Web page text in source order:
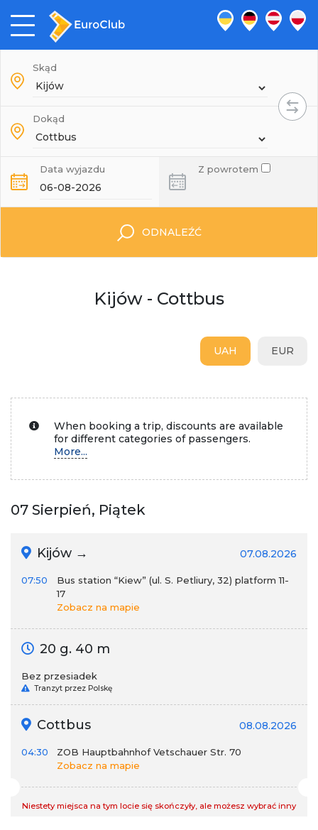
Skąd
Dokąd
Data wyjazdu Z powrotem
ODNALEŹĆ
Kijów - Cottbus
EUR
UAH
When booking a trip, discounts are available
for different categories of passengers.
More...
07 Sierpień, Piątek
Kijów → 07.08.2026
07:50
Bus station “Kiew” (ul. S. Petliury, 32) platform 11-
17
Zobacz na mapie
20 g. 40 m
Bez przesiadek
Tranzyt przez Polskę
Cottbus 08.08.2026
04:30
ZOB Hauptbahnhof Vetschauer Str. 70
Zobacz na mapie
Niestety miejsca na tym locie się skończyły, ale możesz wybrać inny